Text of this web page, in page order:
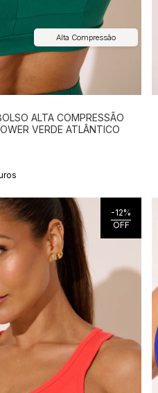
Alta Compressão
ALTA COMPRESSÃO
VERDE ATLÂNTICO
-12%
OFF